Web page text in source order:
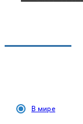
В мире